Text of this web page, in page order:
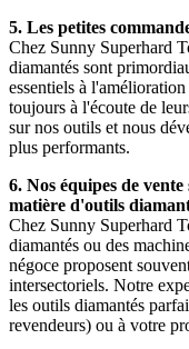
5. Les petites
Chez Sunny Superhard
diamantés sont
essentiels à
toujours à l'écoute de
sur nos outils et nous
plus performants.
6. Nos équipes de
matière d'outils
Chez Sunny Superhard
diamantés ou des
négoce proposent
intersectoriels. Notre
les outils diamantés
revendeurs) ou à votre